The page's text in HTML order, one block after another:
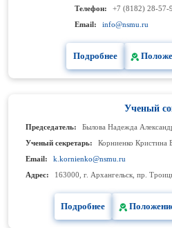
Телефон:
+7 (8182) 28-57-
Email:
info@nsmu.ru
Подробнее
Ученый
Председатель:
Былова Надежда
Ученый секретарь:
Корниенко Кристина
Email:
k.kornienko@nsmu.ru
Адрес:
163000, г. Архангельск, пр.
Подробнее